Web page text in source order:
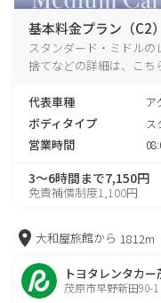
基本料金プラン（C2）
スタンダード・ミドルの
捨てなどの詳細は、こち
代表車種 ア
ボディタイプ ス
営業時間
3～6時間まで7,150円
免責補償制度1,100円
大和屋旅館から 1812m
トヨタレンタカー
茂原市早野新田90-1